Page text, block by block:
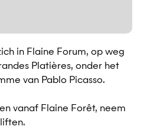
in Flaine Forum, op weg
Platières, onder het
van Pablo Picasso.
vanaf Flaine Forêt, neem